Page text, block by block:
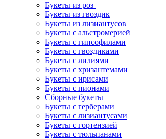
Букеты из роз
Букеты из гвоздик
Букеты из лизиантусов
Букеты с альстромерией
Букеты с гипсофилами
Букеты с гвоздиками
Букеты с лилиями
Букеты с хризантемами
Букеты с ирисами
Букеты с пионами
Сборные букеты
Букеты с герберами
Букеты с лизиантусами
Букеты с гортензией
Букеты с тюльпанами